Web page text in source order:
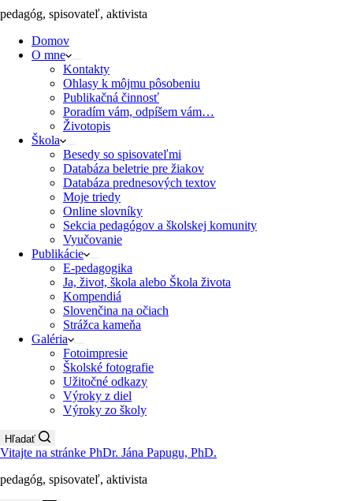
pedagóg, spisovateľ, aktivista
Domov
O mne
Kontakty
Ohlasy k môjmu pôsobeniu
Publikačná činnosť
Poradím vám, odpíšem vám…
Životopis
Škola
Besedy so spisovateľmi
Databáza beletrie pre žiakov
Databáza prednesových textov
Moje triedy
Online slovníky
Sekcia pedagógov a školskej komunity
Vyučovanie
Publikácie
E-pedagogika
Ja, život, škola alebo Škola života
Kompendiá
Slovenčina na očiach
Strážca kameňa
Galéria
Fotoimpresie
Školské fotografie
Užitočné odkazy
Výroky z diel
Výroky zo školy
Hľadať
Vitajte na stránke PhDr. Jána Papugu, PhD.
pedagóg, spisovateľ, aktivista